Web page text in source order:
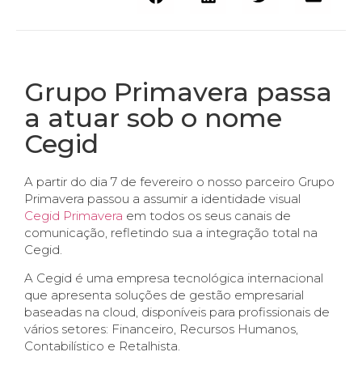
Grupo Primavera passa
a atuar sob o nome
Cegid
A partir do dia 7 de fevereiro o nosso parceiro Grupo
Primavera passou a assumir a identidade visual
Cegid Primavera em todos os seus canais de
comunicação, refletindo sua a integração total na
Cegid.
A Cegid é uma empresa tecnológica internacional
que apresenta soluções de gestão empresarial
baseadas na cloud, disponíveis para profissionais de
vários setores: Financeiro, Recursos Humanos,
Contabilístico e Retalhista.